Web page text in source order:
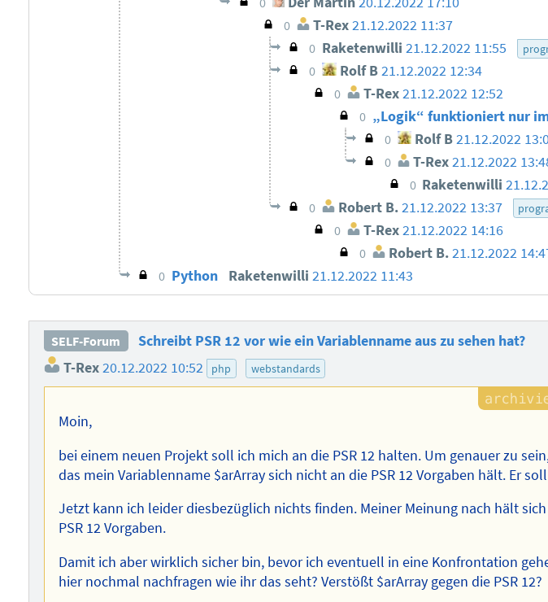
0 T-Rex21.12.2022 11:37
0 Raketenwilli21.12.2022 11:55
0 Rolf B21.12.2022 12:34
0 T-Rex21.12.2022 12:52
0 „Logik“ funktioniert nur
0 Rolf B21.12.2022
0 T-Rex 21.12.2022
0 Raketenwilli
0 Robert B.21.12.2022 13:37
0 T-Rex21.12.2022 14:16
0 Robert B.21.12.2022
0 Python Raketenwilli21.12.2022 11:43
SELF-Forum
Schreibt PSR 12 vor wie ein Variablenname aus zu sehen hat?
T-Rex20.12.2022 10:52 php webstandards
Moin,
bei einem neuen Projekt soll ich mich an die PSR 12 halten. Um genauer zu
das mein Variablenname $arArray sich nicht an die PSR 12 Vorgaben hält. Er
Jetzt kann ich leider diesbezüglich nichts finden. Meiner Meinung nach hält
PSR 12 Vorgaben.
Damit ich aber wirklich sicher bin, bevor ich eventuell in eine Konfrontation
hier nochmal nachfragen wie ihr das seht? Verstößt $arArray gegen die PSR 12?